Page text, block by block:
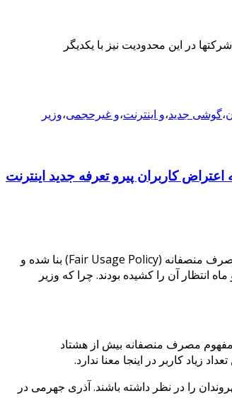
در این محدودیت نیز با یکدیگر
،گوشی جدید،و اینترنت،و غیرحجمی،وزیر
اعتراض کاربران پیرو تعرفه جدید اینترنت
صبح امروز وزیر ارتباطات را در صفحه اینستاگرام خود با کاربران به اشتراک گذاشت. او در این پست اعلام کرد که تعرفه سرویسهای غیرحجمی مبتنی بر یک مصرف منصفانه (Fair Usage Policy) بنا شده و
ماه انتظار آن را کشیده بودند. چرا که وزیر
مفهوم مصرف منصفانه بیش از هشتاد
زیاد کاربر در اینجا معنا ندارد.
را در نظر داشته باشند. آذری جهرمی در